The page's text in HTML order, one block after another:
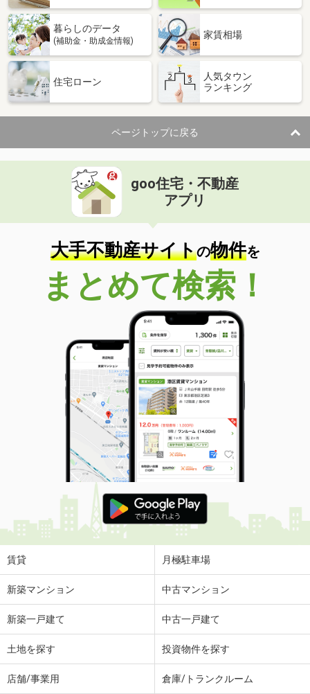
暮らしのデータ
(補助金・助成金情報)
家賃相場
住宅ローン
人気タウン
ランキング
ページトップに戻る
goo住宅・不動産
アプリ
大手不動産サイトの物件を
まとめて検索！
賃貸 月極駐車場
新築マンション 中古マンション
新築一戸建て 中古一戸建て
土地を探す 投資物件を探す
店舗/事業用 倉庫/トランクルーム